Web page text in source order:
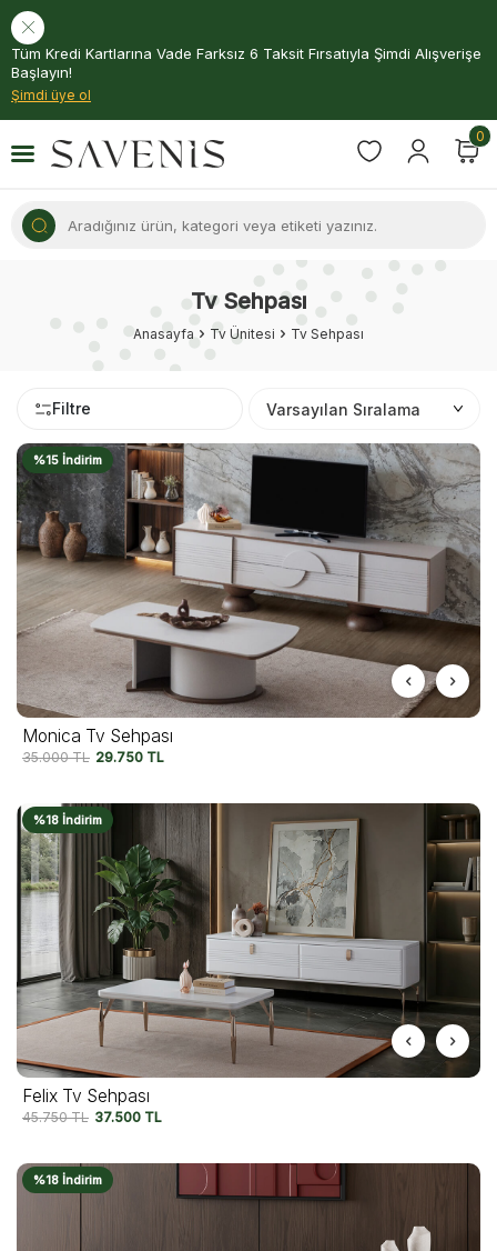
Tüm Kredi Kartlarına Vade Farksız 6 Taksit Fırsatıyla Şimdi Alışverişe
Başlayın!
Şimdi üye ol
0
Tv Sehpası
Anasayfa Tv Ünitesi Tv Sehpası
Filtre
%15 İndirim
Monica Tv Sehpası
35.000TL 29.750 TL
%18 İndirim
Felix Tv Sehpası
45.750TL 37.500 TL
%18 İndirim